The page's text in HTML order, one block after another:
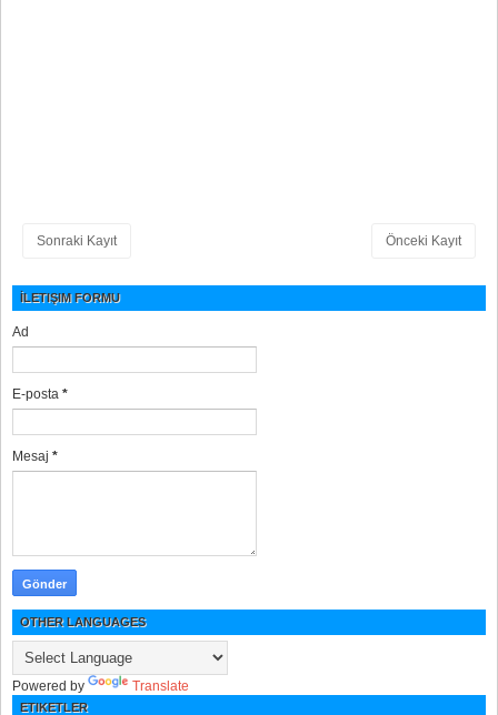
Sonraki Kayıt Önceki Kayıt
İLETIŞIM FORMU
Ad
E-posta*
Mesaj*
OTHER LANGUAGES
Powered by Translate
ETIKETLER